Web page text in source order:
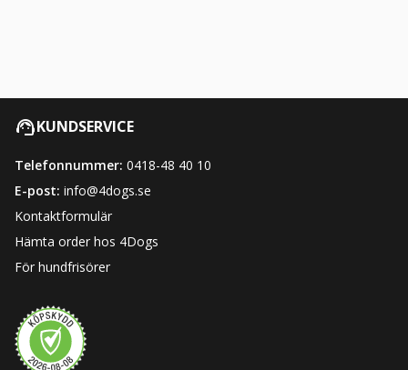
KUNDSERVICE
Telefonnummer: 0418-48 40 10
E-post: info@4dogs.se
Kontaktformulär
Hämta order hos 4Dogs
För hundfrisörer